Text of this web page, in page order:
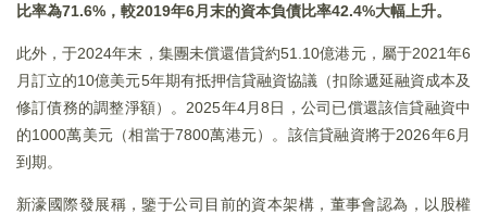
比率為71.6% ，較2019年6月末的資本負債比率42.4%大幅上升。
此外，于2024年末，集團未償還借貸約51.10億港元，屬于2021年6
月訂立的10億美元5年期有抵押信貸融資協議（扣除遞延融資成本及
修訂債務的調整淨額）。2025年4月8日，公司已償還該信貸融資中
的1000萬美元（相當于7800萬港元）。該信貸融資將于2026年6月
到期。
新濠國際發展稱，鑒于公司目前的資本架構，董事會認為，以股權